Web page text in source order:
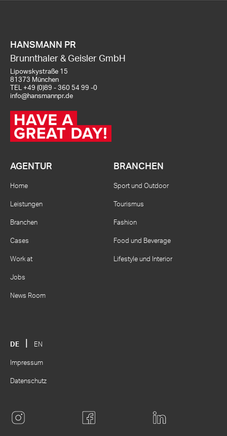
HANSMANN PR
Brunnthaler & Geisler GmbH
Lipowskystraße 15
81373 München
TEL +49 (0)89 - 360 54 99 -0
info@hansmannpr.de
AGENTUR
Home
Leistungen
Branchen
Cases
Work at
Jobs
News Room
BRANCHEN
Sport und Outdoor
Tourismus
Fashion
Food und Beverage
Lifestyle und Interior
DE EN
Impressum
Datenschutz